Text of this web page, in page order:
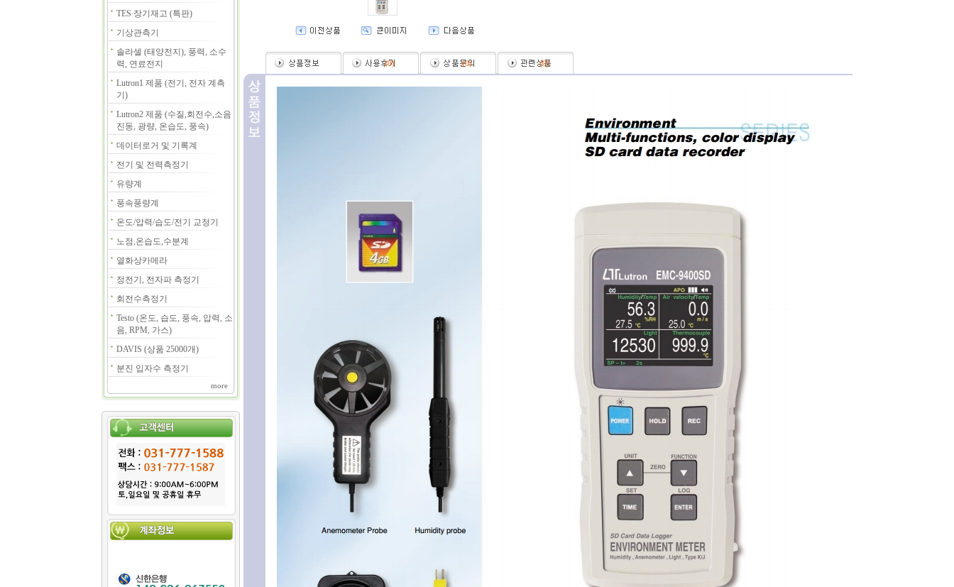
TES 장기재고 (특판)
기상관측기
솔라셀 (태양전지), 풍력, 소수
력, 연료전지
Lutron1 제품 (전기, 전자 계측
기)
Lutron2 제품 (수질,회전수,소음
진동, 광량, 온습도, 풍속)
데이터로거 및 기록계
전기 및 전력측정기
유량계
풍속풍량계
온도/압력/습도/전기 교정기
노점,온습도,수분계
열화상카메라
정전기, 전자파 측정기
회전수측정기
Testo (온도, 습도, 풍속, 압력, 소
음, RPM, 가스)
DAVIS (상품 25000개)
분진 입자수 측정기
more
(0) (0) (0)